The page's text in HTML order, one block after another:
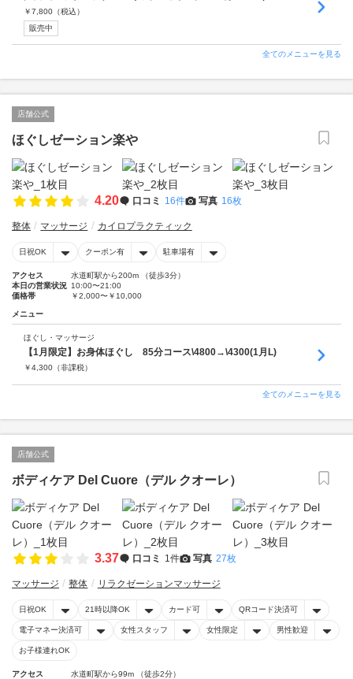
￥7,800 （税込）
販売中
全てのメニューを見る
店舗公式
ほぐしゼーション楽や
4.20 口コミ 16件 写真 16枚
整体 マッサージ カイロプラクティック
日祝OK クーポン有 駐車場有
アクセス
水道町駅から200m （徒歩3分）
本日の営業状況 10:00〜21:00
価格帯
￥2,000〜￥10,000
メニュー
ほぐし・マッサージ
【1月限定】お身体ほぐし 85分コース\4800→\4300(1月L)
￥4,300 （非課税）
全てのメニューを見る
店舗公式
ボディケア Del Cuore（デル クオーレ）
3.37 口コミ 1件 写真 27枚
マッサージ 整体 リラクゼーションマッサージ
日祝OK 21時以降OK カード可 QRコード決済可
電子マネー決済可 女性スタッフ 女性限定 男性歓迎
お子様連れOK
アクセス
水道町駅から99m （徒歩2分）